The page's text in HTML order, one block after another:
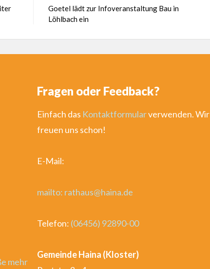
Goetel lädt zur Infoveranstaltung Bau in
Löhlbach ein
mehr
Fragen oder Feedback?
Einfach das Kontaktformularverwenden. Wir
freuen uns schon!
E-Mail:
mailto: rathaus@haina.de
Telefon: (06456) 92890-00
Gemeinde Haina (Kloster)